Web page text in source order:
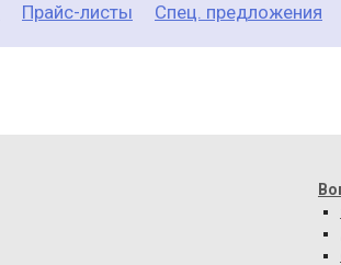
Прайс-листы Спец. предложения